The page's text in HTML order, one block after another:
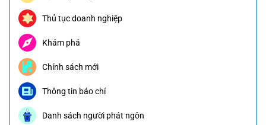
Thủ tục doanh nghiệp
Khám phá
Chính sách mới
Thông tin báo chí
Danh sách người phát ngôn